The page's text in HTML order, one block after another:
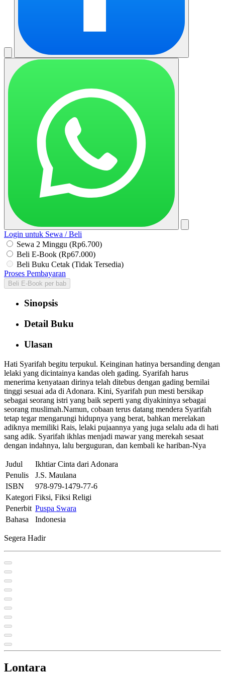
Login untuk Sewa / Beli
Sewa 2 Minggu (Rp6.700)
Beli E-Book (Rp67.000)
Beli Buku Cetak (Tidak Tersedia)
Proses Pembayaran
Beli E-Book per bab
Sinopsis
Detail Buku
Ulasan
Hati Syarifah begitu terpukul. Keinginan hatinya bersanding dengan
lelaki yang dicintainya kandas oleh gading. Syarifah harus
menerima kenyataan dirinya telah ditebus dengan gading bernilai
tinggi sesuai ada di Adonara. Kini, Syarifah pun mesti bersikap
sebagai seorang istri yang baik seperti yang diyakininya sebagai
seorang muslimah.Namun, cobaan terus datang mendera Syarifah
tetap tegar mengarungi hidupnya yang berat, bahkan merelakan
adiknya memiliki Rais, lelaki pujaannya yang juga selalu ada di hati
sang adik. Syarifah ikhlas menjadi mawar yang merekah sesaat
dengan indahnya, lalu berguguran, dan kembali ke hariban-Nya
Judul
Ikhtiar Cinta dari Adonara
Penulis
J.S. Maulana
ISBN
978-979-1479-77-6
Kategori Fiksi, Fiksi Religi
Penerbit Puspa Swara
Bahasa
Indonesia
Segera Hadir
Lontara